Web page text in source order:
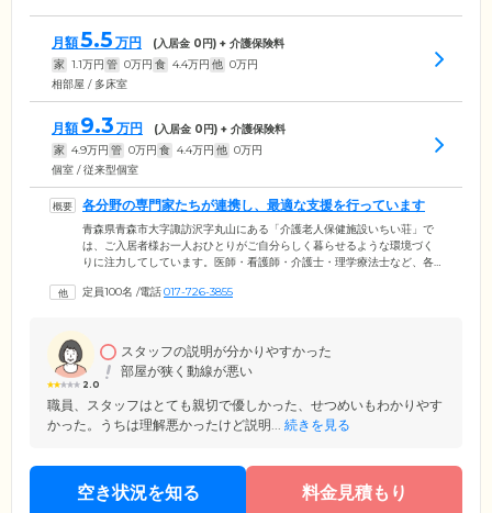
月額5.5 万円 (入居金 0円) + 介護保険料
家 1.1万円 管 0万円 食 4.4万円 他 0万円
相部屋 / 多床室
月額 9.3 万円 (入居金 0円) + 介護保険料
家 4.9万円 管 0万円 食 4.4万円 他 0万円
個室 / 従来型個室
各分野の専門家たちが連携し、最適な支援を行っています
青森県青森市大字諏訪沢字丸山にある「介護老人保健施設いちい荘」で
は、ご入居者様お一人おひとりがご自分らしく暮らせるような環境づく
りに注力してしています。医師・看護師・介護士・理学療法士など、各
体機能の向上を目指してアプローチ。1日も早いご自宅への復帰をサポー
同心をこめてサポートいたしますので、安心してお過ごしください。
定員100名 /電話017-726-3855
2.0
スタッフの説明が分かりやすかった
部屋が狭く動線が悪い
職員、スタッフはとても親切で優しかった、せつめいもわかりやす
かった。うちは理解悪かったけど説明... 続きを見る
空き状況を知る 料金見積もり